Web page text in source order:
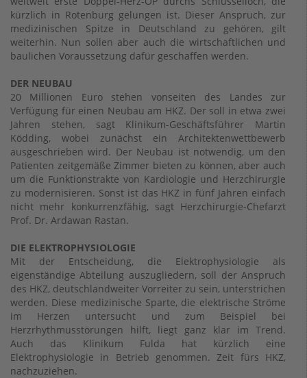
kürzlich in Rotenburg gelungen ist. Dieser Anspruch, zur
medizinischen Spitze in Deutschland zu gehören, gilt
weiterhin. Nun sollen aber auch die wirtschaftlichen und
baulichen Voraussetzung dafür geschaffen werden.
DER NEUBAU
20 Millionen Euro stehen vonseiten des Landes zur
Verfügung für einen Neubau am HKZ. Der soll in etwa zwei
Jahren stehen, sagt Klinikum-Geschäftsführer Martin
Ködding, wobei zunächst ein Architektenwettbewerb
ausgeschrieben wird. Der Neubau ist notwendig, um den
Patienten zeitgemäße Zimmer bieten zu können, aber auch
um die Funktionstrakte von Kardiologie und Herzchirurgie
zu modernisieren. Sonst ist das HKZ in fünf Jahren einfach
nicht mehr konkurrenzfähig, sagt Herzchirurgie-Chefarzt
Prof. Dr. Ardawan Rastan.
DIE ELEKTROPHYSIOLOGIE
Mit der Entscheidung, die Elektrophysiologie als
eigenständige Abteilung auszugliedern, soll der Anspruch
des HKZ, deutschlandweiter Vorreiter zu sein, unterstrichen
werden. Diese medizinische Sparte, die elektrische Ströme
im Herzen untersucht und zum Beispiel bei
Herzrhythmusstörungen hilft, liegt ganz klar im Trend.
Auch das Klinikum Fulda hat kürzlich eine
Elektrophysiologie in Betrieb genommen. Zeit fürs HKZ,
nachzuziehen.